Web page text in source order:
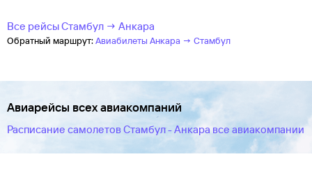
Все рейсы Стамбул → Анкара
Обратный маршрут:Авиабилеты Анкара → Стамбул
Авиарейсы всех авиакомпаний
Расписание самолетов Стамбул - Анкара все авиакомпании